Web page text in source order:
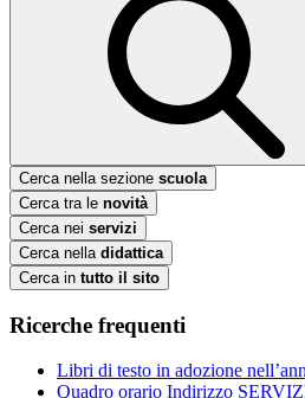
Cerca nella sezione scuola
Cerca tra le novità
Cerca nei servizi
Cerca nella didattica
Cerca in tutto il sito
Ricerche frequenti
Libri di testo in adozione
Quadro orario Indirizzo